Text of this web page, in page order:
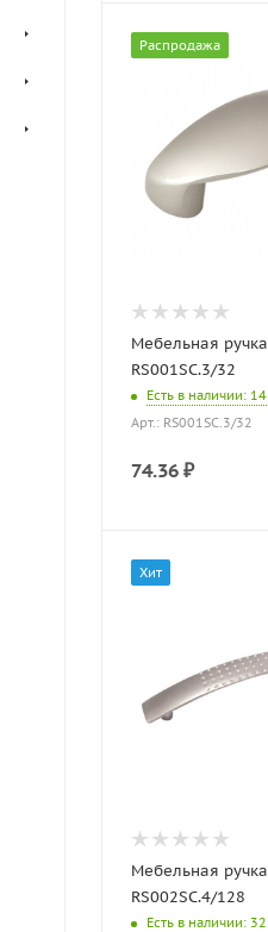
Распродажа
Мебельная ручка
RS001SC.3/32
Есть в наличии: 14
Арт.: RS001SC.3/32
74.36 ₽
Хит
Мебельная ручка
RS002SC.4/128
Есть в наличии: 32